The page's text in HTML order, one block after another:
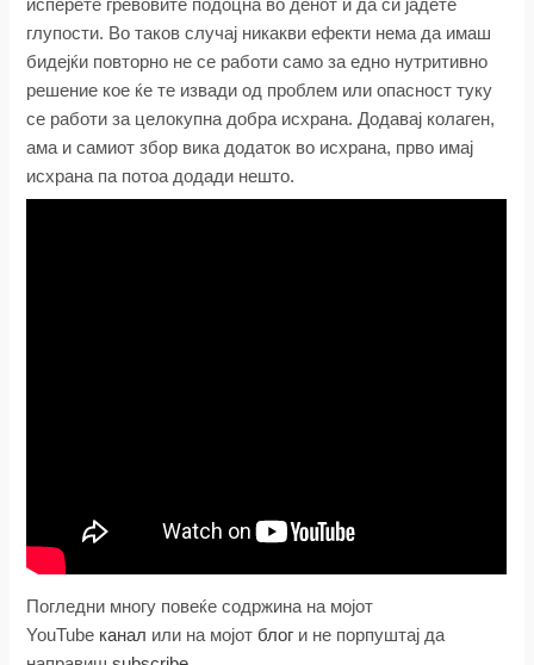
исперете гревовите подоцна во денот и да си јадете
глупости. Во таков случај никакви ефекти нема да имаш
бидејќи повторно не се работи само за едно нутритивно
решение кое ќе те извади од проблем или опасност туку
се работи за целокупна добра исхрана. Додавај колаген,
ама и самиот збор вика додаток во исхрана, прво имај
исхрана па потоа додади нешто.
Погледни многу повеќе содржина на мојот
YouTube канал или на мојот блог и не порпуштај да